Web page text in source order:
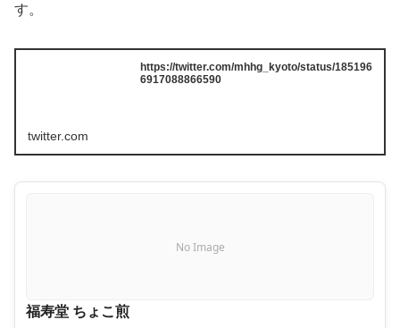
す。
https://twitter.com/mhhg_kyoto/status/185196
6917088866590
twitter.com
No Image
福寿堂 ちょこ煎